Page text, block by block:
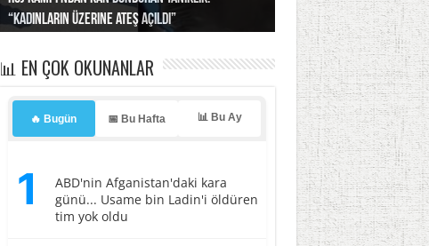
“Kadınların üzerine ateş açıldı”
Irak’a misilleme tehdidi!
yaptı… İsrail’in “timsah” planına fren!
kayıtlar başladı
basıldı, kabus yaşatıldı!
📊 EN ÇOK OKUNANLAR
🔥 Bugün 📅 Bu Hafta 📊 Bu Ay
1
ABD'nin Afganistan'daki kara
günü... Usame bin Ladin'i öldüren
tim yok oldu